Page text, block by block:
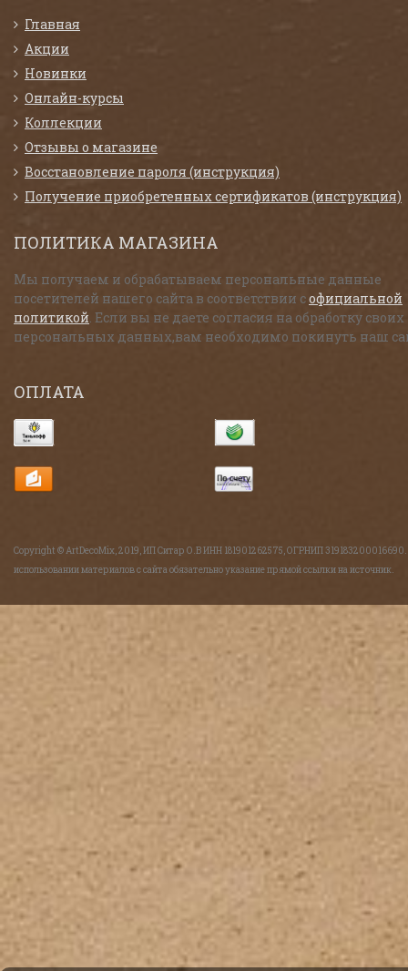
Главная
Акции
Новинки
Онлайн-курсы
Коллекции
Отзывы о магазине
Восстановление пароля (инструкция)
Получение приобретенных сертификатов (инструкция)
ПОЛИТИКА МАГАЗИНА
Мы получаем и обрабатываем персональные данные
посетителей нашего сайта в соответствии софициальной
политикой. Если вы не даете согласия на обработку своих
персональных данных,вам необходимо покинуть наш
ОПЛАТА
Copyright © ArtDecoMix, 2019, ИП Ситар О.В ИНН 181901262575, ОГРНИП
использовании материалов с сайта обязательно указание прямой ссылки на источник.